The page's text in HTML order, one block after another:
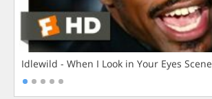
Idlewild - When I Look in Your Eyes Scene